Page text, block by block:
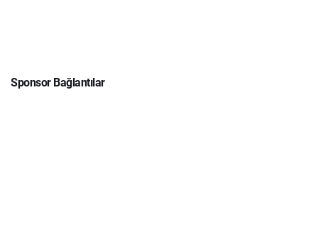
Sponsor Bağlantılar